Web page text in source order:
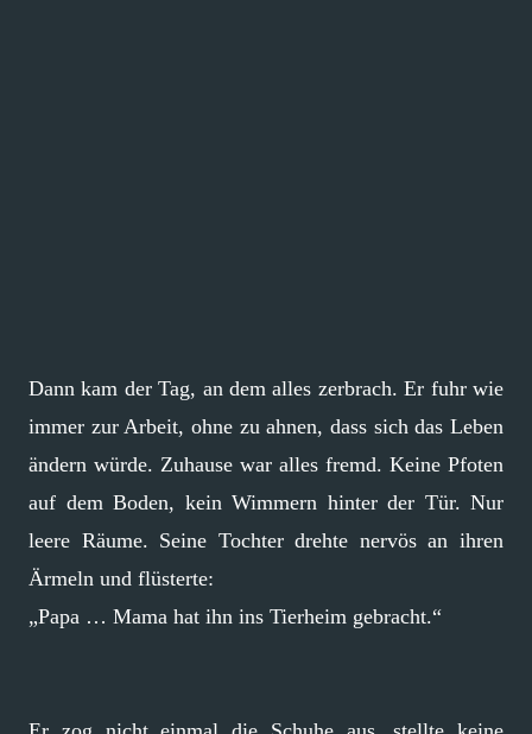
Dann kam der Tag, an dem alles zerbrach. Er fuhr wie
immer zur Arbeit, ohne zu ahnen, dass sich das Leben
ändern würde. Zuhause war alles fremd. Keine Pfoten
auf dem Boden, kein Wimmern hinter der Tür. Nur
leere Räume. Seine Tochter drehte nervös an ihren
Ärmeln und flüsterte:
„Papa … Mama hat ihn ins Tierheim gebracht.“